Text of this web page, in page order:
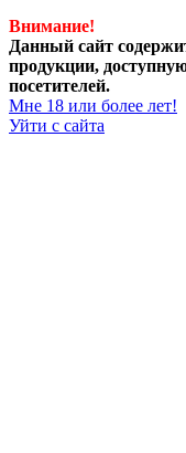
Внимание!
Данный сайт
продукции,
посетителей.
Мне 18 или более лет!
Уйти с сайта